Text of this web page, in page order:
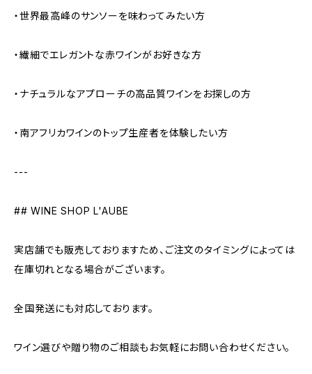
・世界最高峰のサンソーを味わってみたい方
・繊細でエレガントな赤ワインがお好きな方
・ナチュラルなアプローチの高品質ワインをお探しの方
・南アフリカワインのトップ生産者を体験したい方
---
## WINE SHOP L'AUBE
実店舗でも販売しておりますため、ご注文のタイミングによっては
在庫切れとなる場合がございます。
全国発送にも対応しております。
ワイン選びや贈り物のご相談もお気軽にお問い合わせください。